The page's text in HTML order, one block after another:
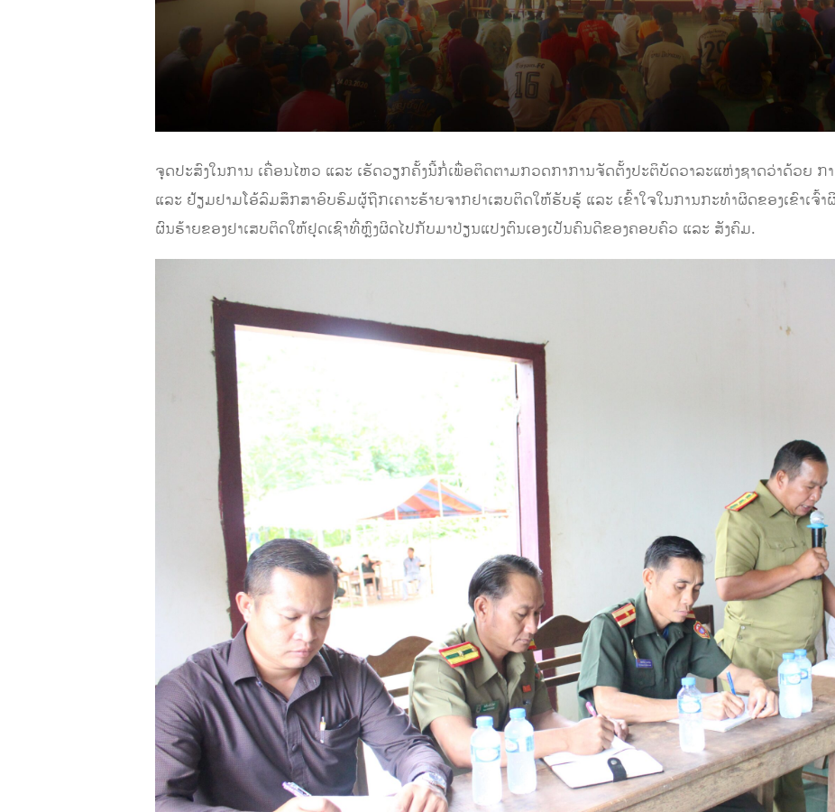
ຈຸດປະສົງໃນການ ເຄື່ອນໄຫວ ແລະ ເຮັດວຽກຄັ້ງນີ້ກໍ່ເພື່ອຕິດຕາມກວດກາການຈັດຕັ້ງປະຕິບັດວາລະແຫ່ງຊາດວ່າດ້ວຍ ກ
ແລະ ຢ້ຽມຢາມໂອ້ລົມສຶກສາອົບຮົມຜູ້ຖືກເຄາະຮ້າຍຈາກຢາເສບຕິດໃຫ້ຮັບຮູ້ ແລະ ເຂົ້າໃຈໃນການກະທຳຜິດຂອງເຂົາເຈົ້
ຜົນຮ້າຍຂອງຢາເສບຕິດໃຫ້ຢຸດເຊົາທີ່ຫຼົງຜິດໄປກັບມາປ່ຽນແປງຕົນເອງເປັນຄົນດີຂອງຄອບຄົວ ແລະ ສັງຄົມ.